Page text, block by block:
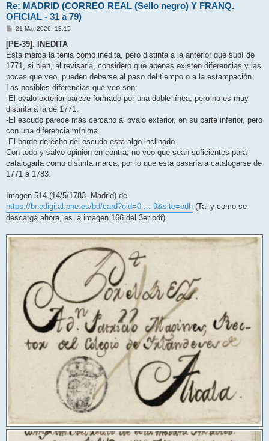
Re: MADRID (CORREO REAL (Sello negro) Y FRANQ.
OFICIAL - 31 a 79)
M
n
a
j
21 Mar 2026, 13:15
[PE-39]. INEDITA
Esta marca la tenia como inédita, pero distinta a la anterior que subí de
1771, si bien, al revisarla, considero que apenas existen diferencias y las
pocas que veo, pueden deberse al paso del tiempo o a la estampación.
Las posibles diferencias que veo son:
-El ovalo exterior parece formado por una doble línea, pero no es muy
distinta a la de 1771.
-El escudo parece más cercano al ovalo exterior, en su parte inferior, pero
con una diferencia mínima.
-El borde derecho del escudo esta algo inclinado.
Con todo y salvo opinión en contra, no veo que sean suficientes para
catalogarla como distinta marca, por lo que esta pasaría a catalogarse de
1771 a 1783.
Imagen 514 (14/5/1783. Madrid) de
https://bnedigital.bne.es/bd/card?oid=0 ... 9&site=bdh (Tal y como se
descarga ahora, es la imagen 166 del 3er pdf)